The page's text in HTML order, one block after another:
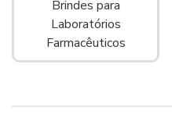
Brindes para
Laboratórios
Farmacêuticos